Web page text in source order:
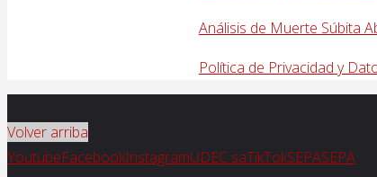
Análisis de Muerte Súbita
Política de Privacidad y
Volver arriba
YoutubeFacebookInstagramUDEC saTikTokSEPASEPA